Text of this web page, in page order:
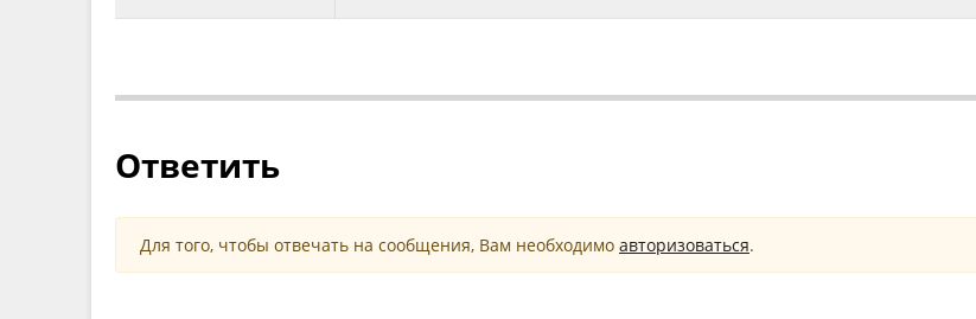
Ответить
Для того, чтобы отвечать на сообщения, Вам необходимо авторизоваться.